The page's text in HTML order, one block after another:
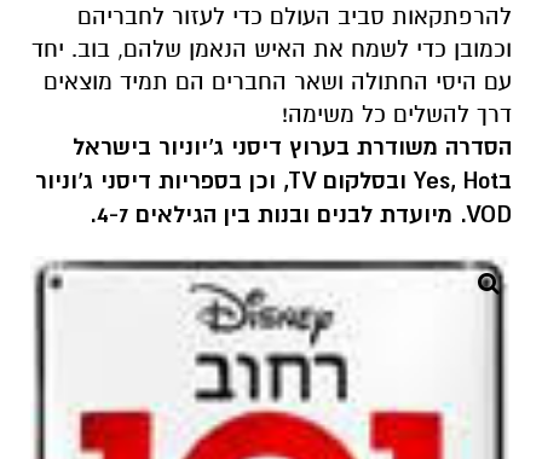
להרפתקאות סביב העולם כדי לעזור לחבריהם
וכמובן כדי לשמח את האיש הנאמן שלהם, בוב. יחד
עם היסי החתולה ושאר החברים הם תמיד מוצאים
דרך להשלים כל משימה!
הסדרה משודרת בערוץ דיסני ג'יוניור בישראל
ב
Yes, Hot ובסלקוםTV, וכן בספריות דיסני ג'וניור
VOD. מיועדת לבנים ובנות בין הגילאים 4-7.